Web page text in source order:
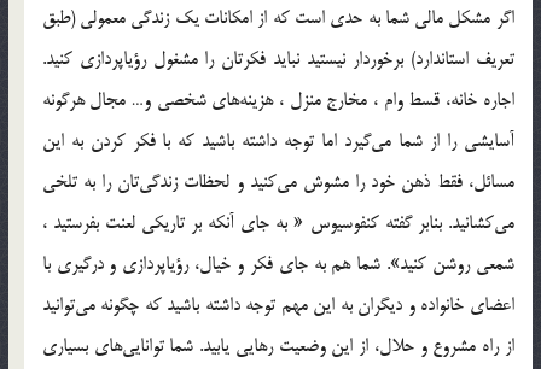
اگر مشكل مالي شما به حدي است كه از امكانات يك زندگي معمولي (طبق
تعريف استاندارد) برخوردار نيستيد نبايد فكرتان را مشغول ‌رؤياپردازي كنيد.
اجاره خانه، قسط وام ‌، مخارج منزل ‌، هزينه‌هاي شخصي و‌… مجال هر‌گونه
آسايشي را از شما مي‌گيرد اما توجه داشته باشيد كه با فكر كردن به اين
مسائل، فقط ذهن خود را مشوش مي‌كنيد و لحظات زندگي‌تان را به تلخي
مي‌كشانيد. بنا‌بر گفته كنفوسيوس‌ « به جاي آنكه بر تاريكي لعنت بفرستيد ،
شمعي روشن كنيد‌». شما هم به جاي فكر و خيال‌، ‌رؤياپردازي و درگيري با
اعضاي خانواده و ديگران به اين مهم توجه داشته باشيد كه چگونه مي‌توانيد
از راه مشروع و حلال‌، از اين وضعيت رهايي يابيد. شما توانايي‌هاي بسياري